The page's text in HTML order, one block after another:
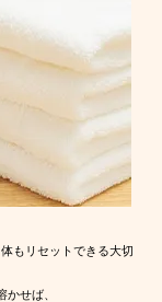
もリセットできる大切
かせば、